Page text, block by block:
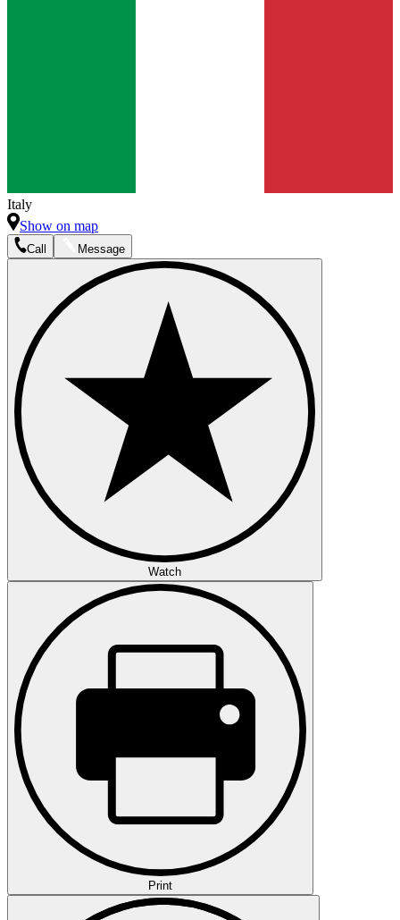
Italy
Show on map
Call Message
Watch
Print